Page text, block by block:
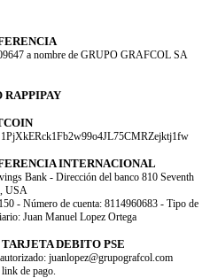
a nombre de GRUPO GRAFCOL SA
RAPPIPAY
INTERNACIONAL
Bank - Dirección del banco 810 Seventh
USA
- Número de cuenta: 8114960683 - Tipo de
Juan Manuel Lopez Ortega
DEBITO PSE
juanlopez@grupografcol.com
de pago.